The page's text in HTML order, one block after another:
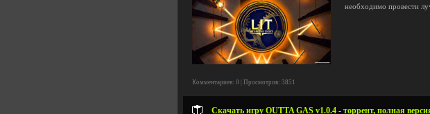
необходимо провести
Комментариев: 0 | Просмотров: 3851
Скачать игру OUTTA GAS v1.0.4 - торрент, полная